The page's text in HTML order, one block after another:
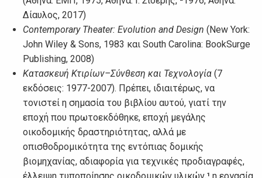
Δίαυλος, 2017)
Contemporary Theater: Evolution and Design (New York:
John Wiley & Sons, 1983 και South Carolina: BookSurge
Publishing, 2008)
Κατασκευή Κτιρίων–Σύνθεση και Τεχνολογία (7
εκδόσεις: 1977-2007). Πρέπει, ιδιαιτέρως, να
τονιστεί η σημασία του βιβλίου αυτού, γιατί την
εποχή που πρωτοεκδόθηκε, εποχή μεγάλης
οικοδομικής δραστηριότητας, αλλά με
οπισθοδρομικότητα της εντόπιας δομικής
βιομηχανίας, αδιαφορία για τεχνικές προδιαγραφές,
έλλειψη τυποποίησης οικοδομικών υλικών,¹ η εργασία